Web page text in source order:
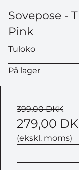
Sovepose -
Pink
Tuloko
På lager
399,00 DKK
279,00
(ekskl. moms)